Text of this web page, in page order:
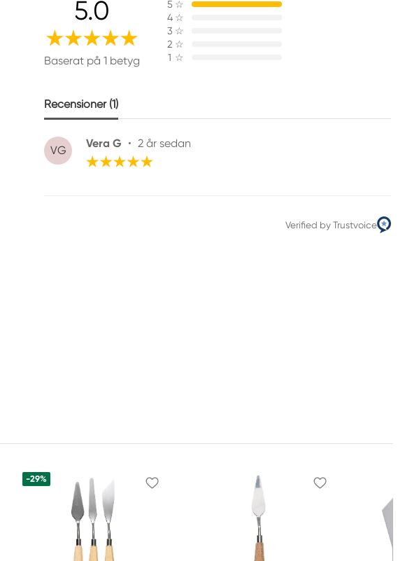
5.0
Baserat på 1 betyg
5 ☆
4 ☆
3 ☆
2 ☆
1 ☆
Recensioner (1)
VG
Vera G • 2 år sedan
Verified by Trustvoice
-29%